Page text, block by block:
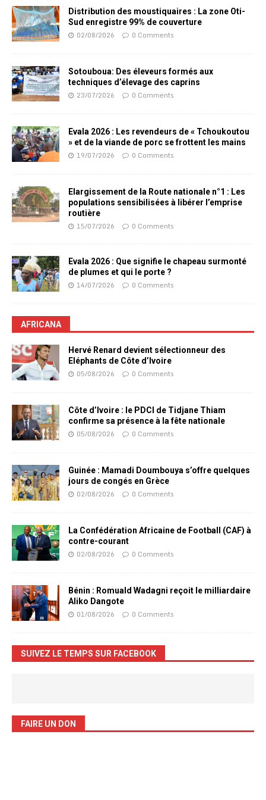
Distribution des moustiquaires : La zone Oti-
Sud enregistre 99% de couverture
02/08/2026 0 Comments
Sotouboua: Des éleveurs formés aux
techniques d’élevage des caprins
23/07/2026 0 Comments
Evala 2026 : Les revendeurs de « Tchoukoutou
» et de la viande de porc se frottent les mains
19/07/2026 0 Comments
Elargissement de la Route nationale n°1 : Les
populations sensibilisées à libérer l’emprise
routière
15/07/2026 0 Comments
Evala 2026 : Que signifie le chapeau surmonté
de plumes et qui le porte ?
14/07/2026 0 Comments
AFRICANA
Hervé Renard devient sélectionneur des
Eléphants de Côte d’Ivoire
05/08/2026 0 Comments
Côte d’Ivoire : le PDCI de Tidjane Thiam
confirme sa présence à la fête nationale
05/08/2026 0 Comments
Guinée : Mamadi Doumbouya s’offre quelques
jours de congés en Grèce
02/08/2026 0 Comments
La Confédération Africaine de Football (CAF) à
contre-courant
02/08/2026 0 Comments
Bénin : Romuald Wadagni reçoit le milliardaire
Aliko Dangote
01/08/2026 0 Comments
SUIVEZ LE TEMPS SUR FACEBOOK
FAIRE UN DON